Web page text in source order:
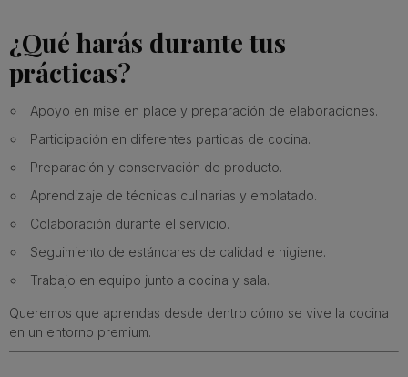
¿Qué harás durante tus
prácticas?
Apoyo en mise en place y preparación de elaboraciones.
Participación en diferentes partidas de cocina.
Preparación y conservación de producto.
Aprendizaje de técnicas culinarias y emplatado.
Colaboración durante el servicio.
Seguimiento de estándares de calidad e higiene.
Trabajo en equipo junto a cocina y sala.
Queremos que aprendas desde dentro cómo se vive la cocina
en un entorno premium.